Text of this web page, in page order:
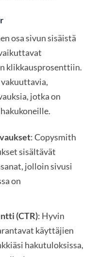
osa sivun sisäistä
klikkausprosenttiin.
jotka on
: Copysmith
sisältävät
jolloin sivusi
on
(CTR): Hyvin
käyttäjien
hakutuloksissa,